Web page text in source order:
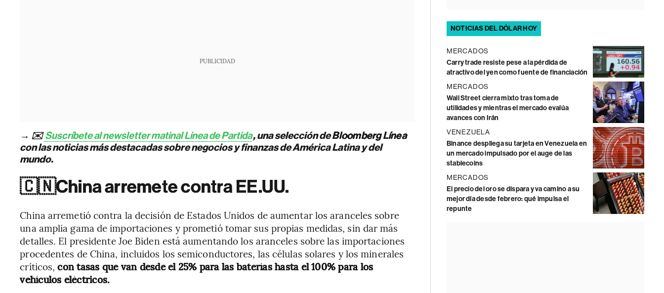
PUBLICIDAD
→ ✉️Suscríbete al newsletter matinal Línea de Partida, una selección deBloomberg Línea
con las noticias más destacadas sobre negocios y finanzas de América Latina y del
mundo.
🇨🇳China arremete contra EE.UU.
China arremetió contra la decisión de Estados Unidos de aumentar los aranceles sobre
una amplia gama de importaciones y prometió tomar sus propias medidas, sin dar más
detalles. El presidente Joe Biden está aumentando los aranceles sobre las importaciones
procedentes de China, incluidos los semiconductores, las células solares y los minerales
críticos,con tasas que van desde el 25% para las baterías hasta el 100% para los
vehículos eléctricos.
NOTICIAS DEL DÓLAR HOY
MERCADOS
Carry trade resiste pese a la pérdida de
atractivo del yen como fuente de financiación
MERCADOS
Wall Street cierra mixto tras toma de
utilidades y mientras el mercado evalúa
avances con Irán
VENEZUELA
Binance despliega su tarjeta en Venezuela en
un mercado impulsado por el auge de las
stablecoins
MERCADOS
El precio del oro se dispara y va camino a su
mejor día desde febrero: qué impulsa el
repunte